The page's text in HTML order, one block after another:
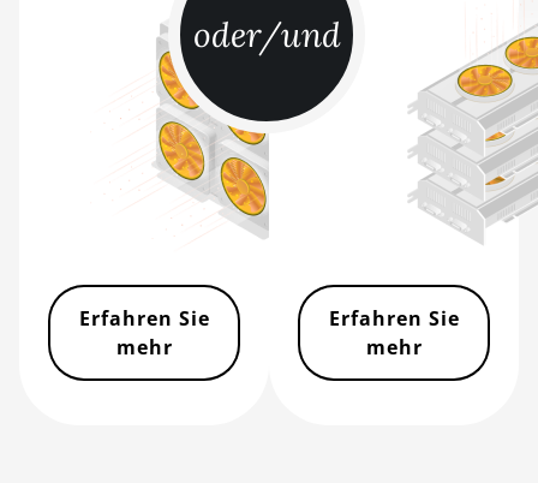
BITMAIN AntMiner S9
BITMAIN AntMiner S9 SE
BITMAIN AntMiner S9i
BITMAIN AntMiner S9j
BITMAIN AntMiner S9k
BITMAIN AntMiner T17
BITMAIN AntMiner T17+
oder/und
Erfahren Sie
mehr
Erfahren Sie
mehr